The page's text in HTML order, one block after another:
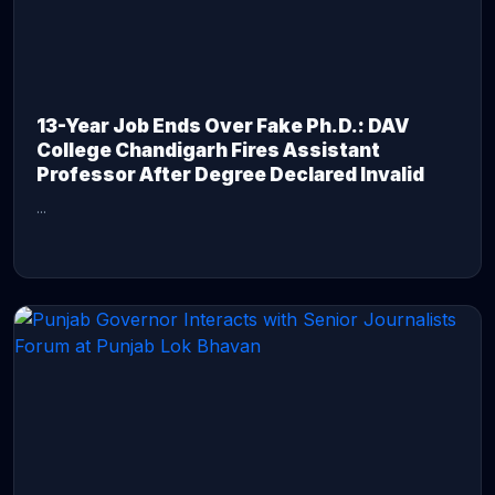
13-Year Job Ends Over Fake Ph.D.: DAV
College Chandigarh Fires Assistant
Professor After Degree Declared Invalid
...